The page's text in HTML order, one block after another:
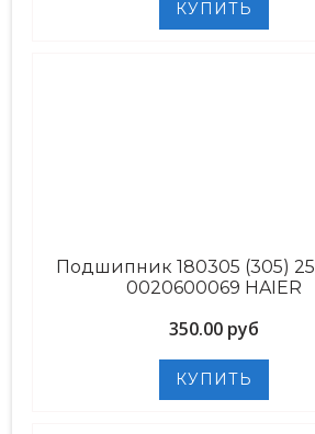
Подшипник 180305 (305)
0020600069 HAIER
350.00 руб